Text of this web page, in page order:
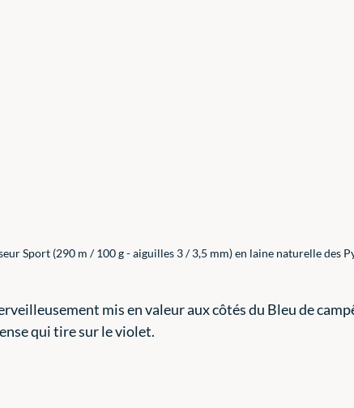
Sport (290 m / 100 g - aiguilles 3 / 3,5 mm) en laine naturelle des
mis en valeur aux côtés du Bleu de
qui tire sur le violet.